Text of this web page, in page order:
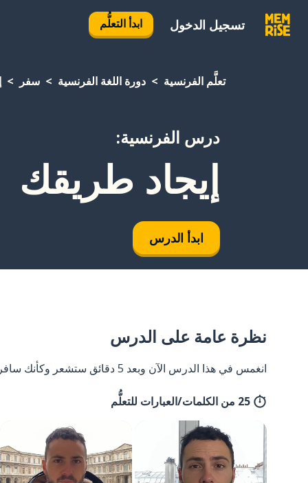
تسجيل الدخول ابدأ التعلُّم
تعلَّم الفرنسية دورة اللغة الفرنسية سفر
درس الفرنسية:
إيجاد طريقك
ابدأ الدرس
نظرة عامة على الدرس
انغمس في هذا الدرس الآن وبعد 5 دقائق ستشعر وكأنك سافرت إلى فرنسا وعدت مرة أخرى.
25 من الكلمات/العبارات للتعلُّم